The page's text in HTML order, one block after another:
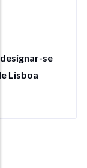
Terceiro